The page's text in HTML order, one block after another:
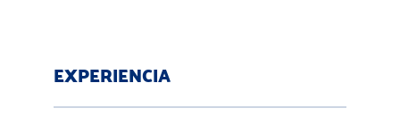
EXPERIENCIA